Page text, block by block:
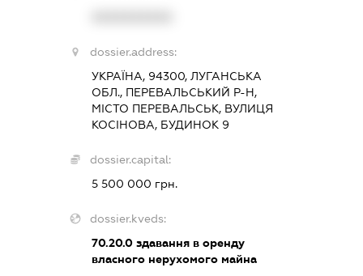
dossier.address:
УКРАЇНА, 94300, ЛУГАНСЬКА
ОБЛ., ПЕРЕВАЛЬСЬКИЙ Р-Н,
МІСТО ПЕРЕВАЛЬСЬК, ВУЛИЦЯ
КОСІНОВА, БУДИНОК 9
dossier.capital:
5 500 000 грн.
dossier.kveds:
70.20.0 здавання в оренду
власного нерухомого майна